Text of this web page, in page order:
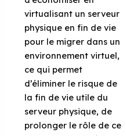
virtualisant un serveur
physique en fin de vie
pour le migrer dans un
environnement virtuel,
ce qui permet
d’éliminer le risque de
la fin de vie utile du
serveur physique, de
prolonger le rôle de ce